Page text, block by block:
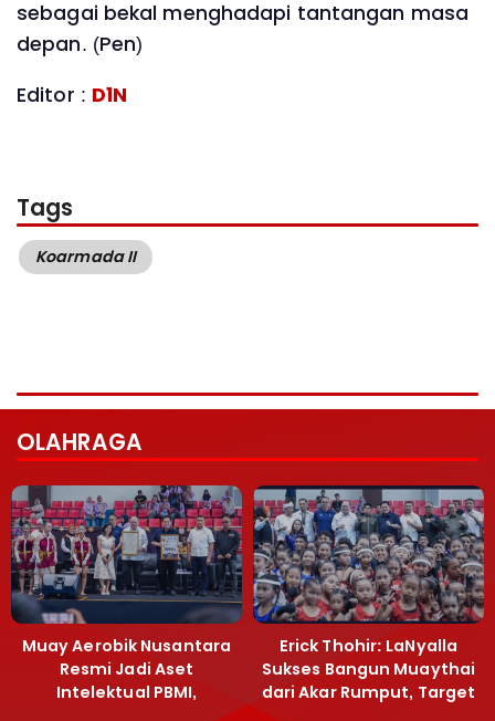
sebagai bekal menghadapi tantangan masa
depan. (Pen)
Editor : D1N
Tags
Koarmada II
OLAHRAGA
Muay Aerobik Nusantara
Resmi Jadi Aset
Intelektual PBMI,
Erick Thohir: LaNyalla
Sukses Bangun Muaythai
dari Akar Rumput, Target